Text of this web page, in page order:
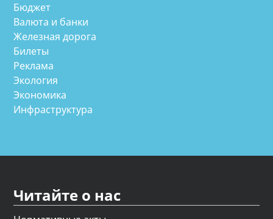
Бюджет
Валюта и банки
Железная дорога
Билеты
Реклама
Экология
Экономика
Инфраструктура
Читайте о нас